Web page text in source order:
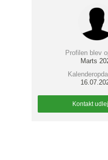
Profilen blev
Marts
Kontakt